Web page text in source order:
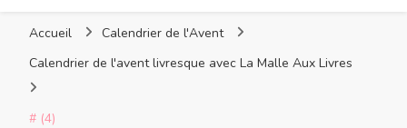
sirène en plastique
Accueil
Calendrier de l'Avent
Calendrier de l'avent livresque avec La Malle Aux Livres
# (4)